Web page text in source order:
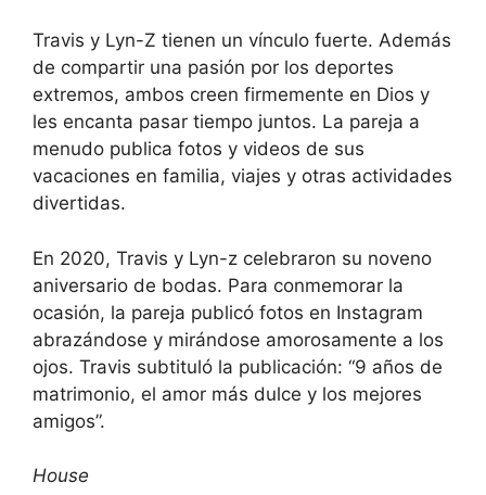
Travis y Lyn-Z tienen un vínculo fuerte. Además
de compartir una pasión por los deportes
extremos, ambos creen firmemente en Dios y
les encanta pasar tiempo juntos. La pareja a
menudo publica fotos y videos de sus
vacaciones en familia, viajes y otras actividades
divertidas.
En 2020, Travis y Lyn-z celebraron su noveno
aniversario de bodas. Para conmemorar la
ocasión, la pareja publicó fotos en Instagram
abrazándose y mirándose amorosamente a los
ojos. Travis subtituló la publicación: “9 años de
matrimonio, el amor más dulce y los mejores
amigos”.
House